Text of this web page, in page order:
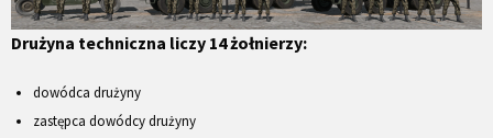
Drużyna techniczna liczy 14 żołnierzy:
dowódca drużyny
zastępca dowódcy drużyny